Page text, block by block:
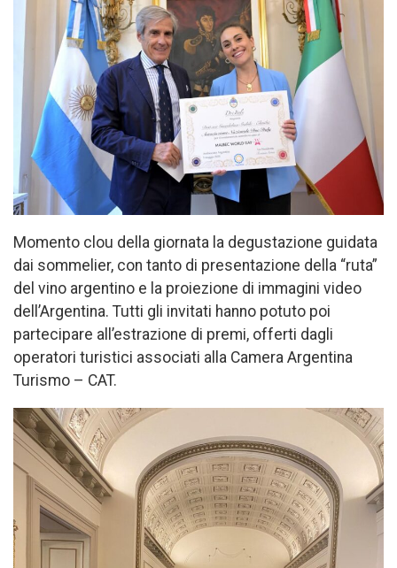
Momento clou della giornata la degustazione guidata
dai sommelier, con tanto di presentazione della “ruta”
del vino argentino e la proiezione di immagini video
dell’Argentina. Tutti gli invitati hanno potuto poi
partecipare all’estrazione di premi, offerti dagli
operatori turistici associati alla Camera Argentina
Turismo – CAT.